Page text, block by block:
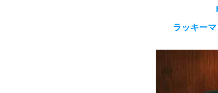
ラッキー